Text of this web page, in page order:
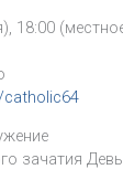
18:00
зачатия